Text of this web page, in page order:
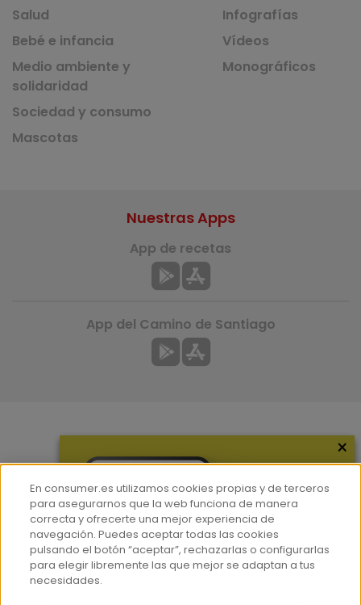
Salud
Bebé e infancia
Medio ambiente y
solidaridad
Sociedad y consumo
Mascotas
Infografías
Vídeos
Monográficos
Hemeroteca
Contacto
Prensa
Corpus Lingüístico Consumer
Nuestras Apps
App de recetas
App del Camino de Santiago
×
En consumer.es utilizamos cookies propias y de terceros
para asegurarnos que la web funciona de manera
correcta y ofrecerte una mejor experiencia de
navegación. Puedes aceptar todas las cookies
pulsando el botón “aceptar”, rechazarlas o configurarlas
para elegir libremente las que mejor se adaptan a tus
necesidades.